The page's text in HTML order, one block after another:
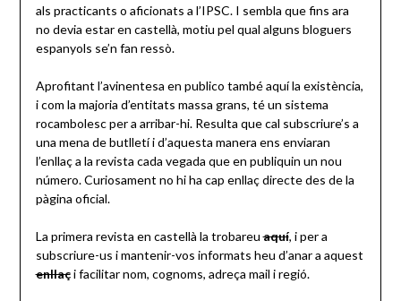
als practicants o aficionats a l’IPSC. I sembla que fins ara
no devia estar en castellà, motiu pel qual alguns bloguers
espanyols se’n fan ressò.
Aprofitant l’avinentesa en publico també aquí la existència,
i com la majoria d’entitats massa grans, té un sistema
rocambolesc per a arribar-hi. Resulta que cal subscriure’s a
una mena de butlletí i d’aquesta manera ens enviaran
l’enllaç a la revista cada vegada que en publiquin un nou
número. Curiosament no hi ha cap enllaç directe des de la
pàgina oficial.
La primera revista en castellà la trobareuaquí, i per a
subscriure-us i mantenir-vos informats heu d’anar a aquest
enllaçi facilitar nom, cognoms, adreça mail i regió.